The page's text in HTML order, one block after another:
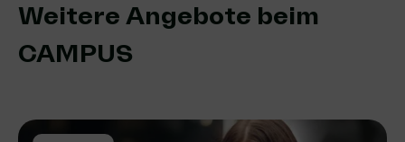
Weitere Angebote beim
CAMPUS